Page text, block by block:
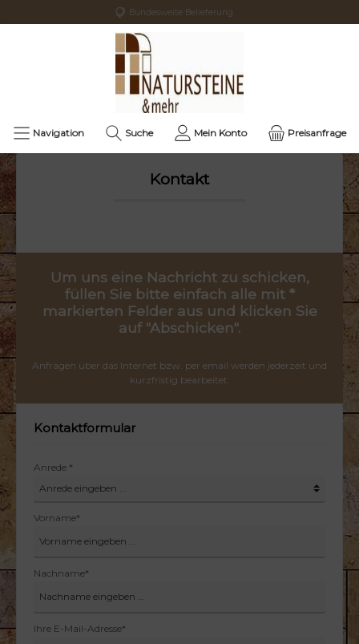
Bundesweite Belieferung
Navigation Suche Mein Konto Preisanfrage
Kontakt
Um uns eine Nachricht zu schicken,
füllen Sie bitte einfach alle mit *
markierten Felder aus und klicken Sie
auf "Abschicken".
Anfragen über das Internet bzw. per email werden jederzeit und
kurzfristig bearbeitet.
Kontaktformular
Anrede *
Vorname*
Nachname*
Ihre E-Mail-Adresse*